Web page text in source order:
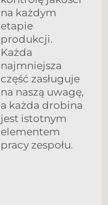
na każdym
etapie
produkcji.
Każda
najmniejsza
część zasługuje
na naszą uwagę,
a każda drobina
jest istotnym
elementem
pracy zespołu.